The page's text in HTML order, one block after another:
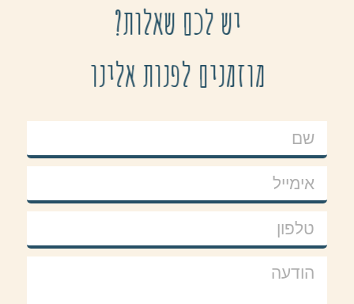
יש לכם שאלות?
מוזמנים לפנות אלינו